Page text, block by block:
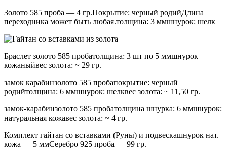
Золото 585 проба — 4 гр.Покрытие: черный родийДлина
переходника может быть любая.толщина: 3 ммшнурок: шелк
Браслет золото 585 пробатолщина: 3 шт по 5 ммшнурок
кожаныйвес золота: ~ 29 гр.
замок карабинзолото 585 пробапокрытие: черный
родийтолщина: 6 ммшнурок: шелквес золота: ~ 11,50 гр.
замок-карабинзолото 585 пробатолщина шнурка: 6 ммшнурок:
натуральная кожавес золота: ~ 4 гр.
Комплект гайтан со вставками (Руны) и подвескашнурок нат.
кожа — 5 ммСеребро 925 проба — 99 гр.